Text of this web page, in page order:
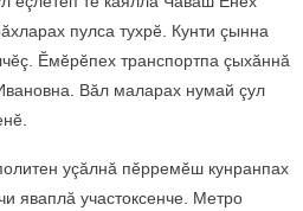
пулса тухрӗ. Кунти çынна
Ӗмӗрӗпех транспортпа çыхăннă
Вăл маларах нумай çул
уçăлнă пӗрремӗш кунранпах
яваплă участоксенче. Метро